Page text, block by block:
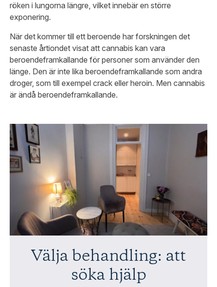
röken i lungorna längre, vilket innebär en större
exponering.
När det kommer till ett beroende har forskningen det
senaste årtiondet visat att cannabis kan vara
beroendeframkallande för personer som använder den
länge. Den är inte lika beroendeframkallande som andra
droger, som till exempel crack eller heroin. Men cannabis
är ändå beroendeframkallande.
Välja behandling: att
söka hjälp